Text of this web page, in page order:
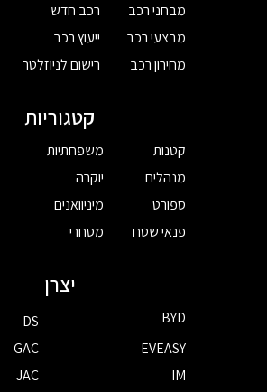
מבחני רכב
מבצעי רכב
מחירון רכב
רכב חדש
ייעוץ רכב
רישום לניוזלטר
קטגוריות
קטנות
מנהלים
ספורט
פנאי שטח
משפחתיות
יוקרה
מיניוואנים
מסחרי
יצרן
BYD
DS
EVEASY
GAC
IM
JAC